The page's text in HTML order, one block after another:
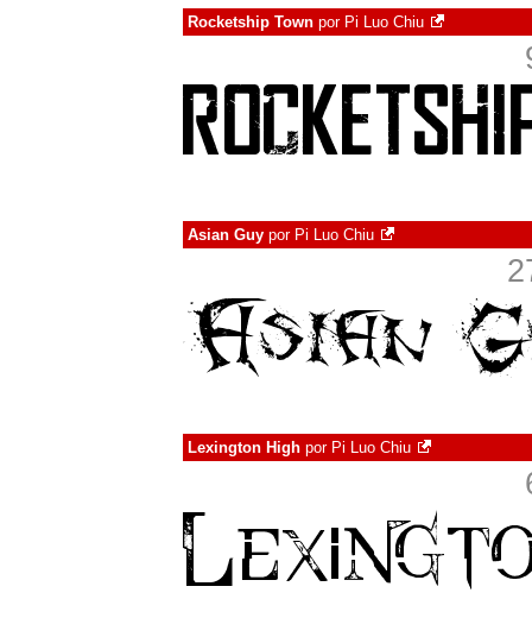
Rocketship Town por Pi Luo Chiu
Asian Guy por Pi Luo Chiu
Lexington High por Pi Luo Chiu